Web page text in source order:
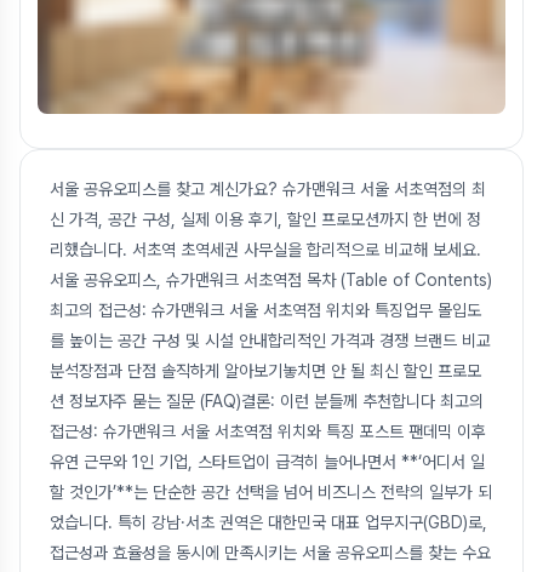
서울 공유오피스를 찾고 계신가요? 슈가맨워크 서울 서초역점의 최
신 가격, 공간 구성, 실제 이용 후기, 할인 프로모션까지 한 번에 정
리했습니다. 서초역 초역세권 사무실을 합리적으로 비교해 보세요.
서울 공유오피스, 슈가맨워크 서초역점 목차 (Table of Contents)
최고의 접근성: 슈가맨워크 서울 서초역점 위치와 특징업무 몰입도
를 높이는 공간 구성 및 시설 안내합리적인 가격과 경쟁 브랜드 비교
분석장점과 단점 솔직하게 알아보기놓치면 안 될 최신 할인 프로모
션 정보자주 묻는 질문 (FAQ)결론: 이런 분들께 추천합니다 최고의
접근성: 슈가맨워크 서울 서초역점 위치와 특징 포스트 팬데믹 이후
유연 근무와 1인 기업, 스타트업이 급격히 늘어나면서 **‘어디서 일
할 것인가’**는 단순한 공간 선택을 넘어 비즈니스 전략의 일부가 되
었습니다. 특히 강남·서초 권역은 대한민국 대표 업무지구(GBD)로,
접근성과 효율성을 동시에 만족시키는 서울 공유오피스를 찾는 수요